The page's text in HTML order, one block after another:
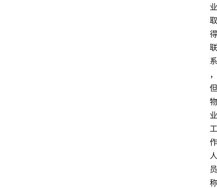
业
取
得
联
系
，
但
物
业
工
作
人
员
称